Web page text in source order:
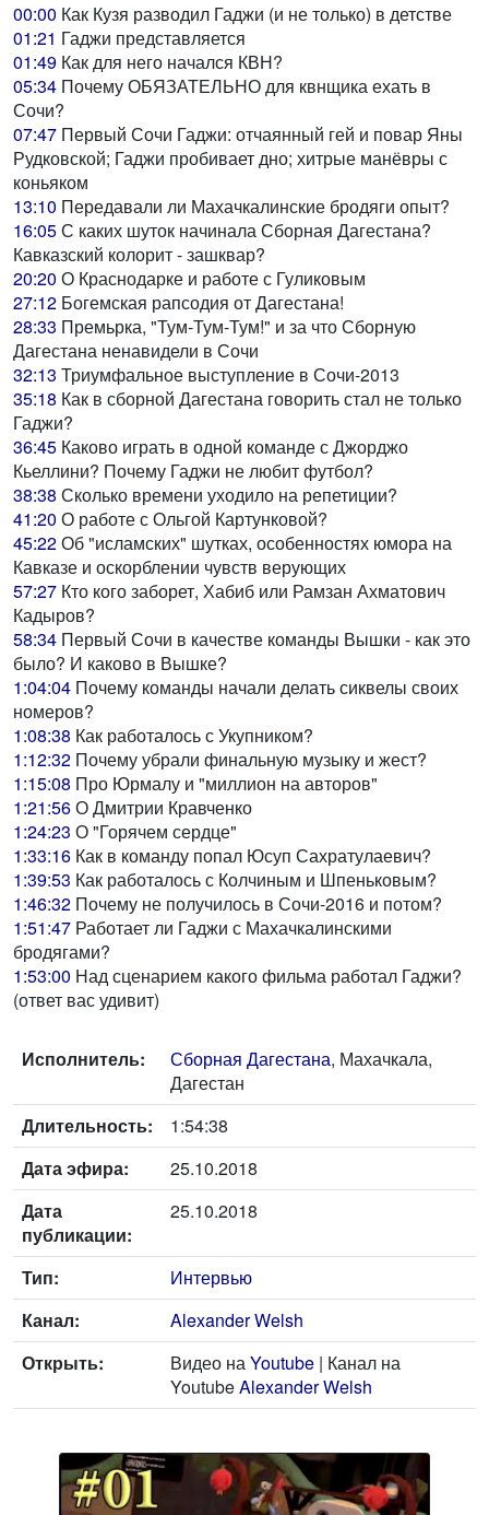
00:00 Как Кузя разводил Гаджи (и не только) в детстве
01:21 Гаджи представляется
01:49 Как для него начался КВН?
05:34 Почему ОБЯЗАТЕЛЬНО для квнщика ехать в
Сочи?
07:47 Первый Сочи Гаджи: отчаянный гей и повар Яны
Рудковской; Гаджи пробивает дно; хитрые манёвры с
коньяком
13:10 Передавали ли Махачкалинские бродяги опыт?
16:05С каких шуток начинала Сборная Дагестана?
Кавказский колорит - зашквар?
20:20 О Краснодарке и работе с Гуликовым
27:12 Богемская рапсодия от Дагестана!
28:33 Премьрка, "Тум-Тум-Тум!" и за что Сборную
Дагестана ненавидели в Сочи
32:13 Триумфальное выступление в Сочи-2013
35:18 Как в сборной Дагестана говорить стал не только
Гаджи?
36:45 Каково играть в одной команде с Джорджо
Кьеллини? Почему Гаджи не любит футбол?
38:38 Сколько времени уходило на репетиции?
41:20 О работе с Ольгой Картунковой?
45:22Об "исламских" шутках, особенностях юмора на
Кавказе и оскорблении чувств верующих
57:27 Кто кого заборет, Хабиб или Рамзан Ахматович
Кадыров?
58:34 Первый Сочи в качестве команды Вышки - как это
было? И каково в Вышке?
1:04:04 Почему команды начали делать сиквелы своих
номеров?
1:08:38 Как работалось с Укупником?
1:12:32 Почему убрали финальную музыку и жест?
1:15:08 Про Юрмалу и "миллион на авторов"
1:21:56О Дмитрии Кравченко
1:24:23 О "Горячем сердце"
1:33:16 Как в команду попал Юсуп Сахратулаевич?
1:39:53 Как работалось с Колчиным и Шпеньковым?
1:46:32 Почему не получилось в Сочи-2016 и потом?
1:51:47 Работает ли Гаджи с Махачкалинскими
бродягами?
1:53:00 Над сценарием какого фильма работал Гаджи?
(ответ вас удивит)
Исполнитель: Сборная Дагестана, Махачкала,
Дагестан
Длительность:
1:54:38
Дата эфира:
25.10.2018
Дата
публикации:
25.10.2018
Тип:
Интервью
Канал:
Alexander Welsh
Открыть:
Видео наYoutube | Канал на
YoutubeAlexander Welsh